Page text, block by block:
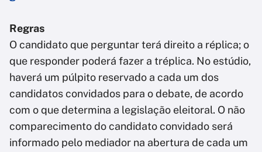
Regras
O candidato que perguntar terá direito a réplica; o
que responder poderá fazer a tréplica. No estúdio,
haverá um púlpito reservado a cada um dos
candidatos convidados para o debate, de acordo
com o que determina a legislação eleitoral. O não
comparecimento do candidato convidado será
informado pelo mediador na abertura de cada um